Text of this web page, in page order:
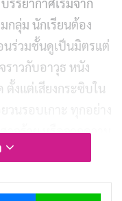
กลุ่ม นักเรียนต้อง
ร่วมชั้นดูเป็นมิตรแต่
าวกับอาวุธ หนัง
ตั้งแต่เสียงกระซิบใน
จร้าย หรือจากความ
ตั้งแต่การแสดงที่
Messenger Line